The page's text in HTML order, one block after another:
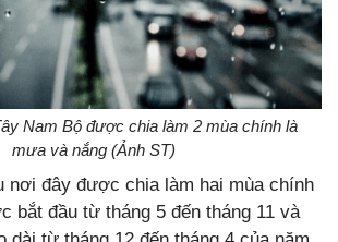
Nam Bộ được chia làm 2 mùa chính là
mưa và nắng (Ảnh ST)
nơi đây được chia làm hai mùa chính
bắt đầu từ tháng 5 đến tháng 11 và